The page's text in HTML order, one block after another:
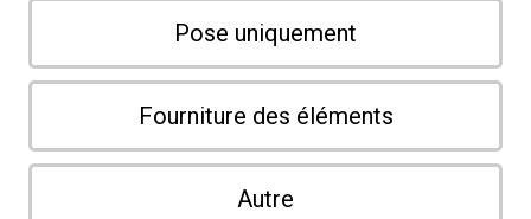
Pose uniquement
Fourniture des éléments
Autre